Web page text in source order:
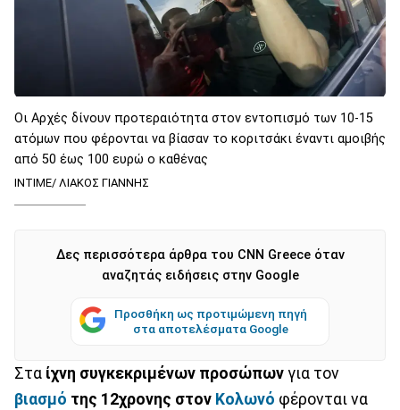
Οι Αρχές δίνουν προτεραιότητα στον εντοπισμό των 10-15
ατόμων που φέρονται να βίασαν το κοριτσάκι έναντι αμοιβής
από 50 έως 100 ευρώ ο καθένας
INTIME/ ΛΙΑΚΟΣ ΓΙΑΝΝΗΣ
Δες περισσότερα άρθρα του CNN Greece όταν
αναζητάς ειδήσεις στην Google
Προσθήκη ως προτιμώμενη πηγή
στα αποτελέσματα Google
Στα ίχνη συγκεκριμένων προσώπων για τον
βιασμό της 12χρονης στον Κολωνό φέρονται να